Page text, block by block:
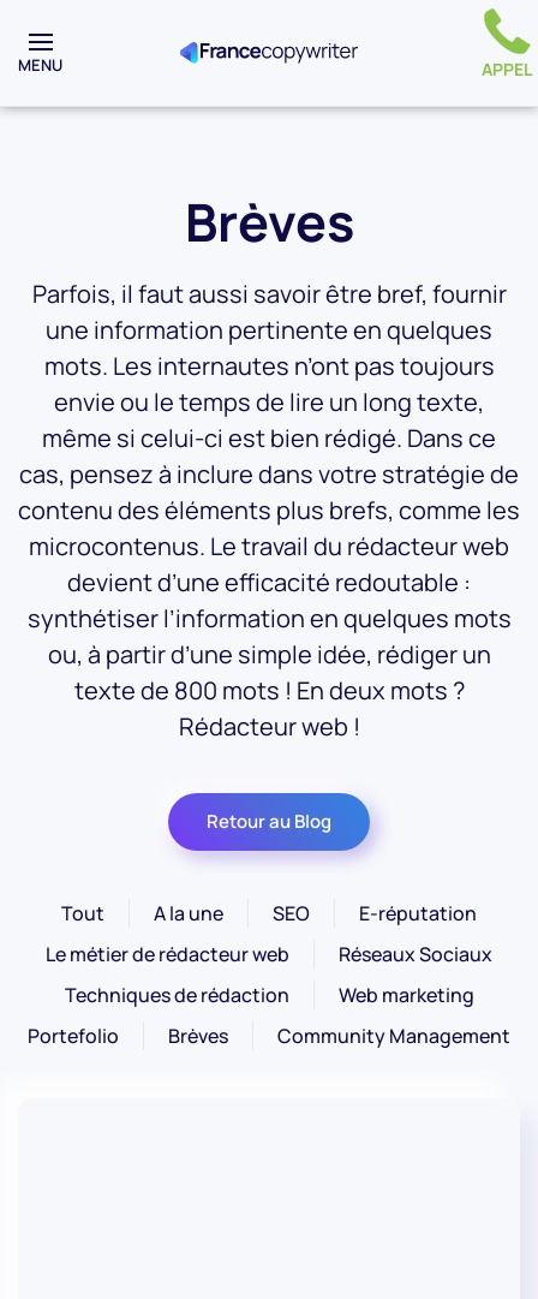
MENU APPEL
Brèves
Parfois, il faut aussi savoir être bref, fournir
une information pertinente en quelques
mots. Les internautes n’ont pas toujours
envie ou le temps de lire un long texte,
même si celui-ci est bien rédigé. Dans ce
cas, pensez à inclure dans votre stratégie de
contenu des éléments plus brefs, comme les
microcontenus. Le travail du rédacteur web
devient d’une efficacité redoutable :
synthétiser l’information en quelques mots
ou, à partir d’une simple idée, rédiger un
texte de 800 mots ! En deux mots ?
Rédacteur web !
Retour au Blog
Tout A la une SEO
E-réputation
Le métier de rédacteur web
Réseaux Sociaux
Techniques de rédaction
Web marketing
Portefolio
Brèves Community Management